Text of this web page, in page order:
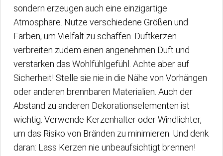
sondern erzeugen auch eine einzigartige
Atmosphäre. Nutze verschiedene Größen und
Farben, um Vielfalt zu schaffen. Duftkerzen
verbreiten zudem einen angenehmen Duft und
verstärken das Wohlfühlgefühl. Achte aber auf
Sicherheit! Stelle sie nie in die Nähe von Vorhängen
oder anderen brennbaren Materialien. Auch der
Abstand zu anderen Dekorationselementen ist
wichtig. Verwende Kerzenhalter oder Windlichter,
um das Risiko von Bränden zu minimieren. Und denk
daran: Lass Kerzen nie unbeaufsichtigt brennen!